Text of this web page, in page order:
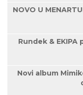
NOVO U
Rundek &
Novi album